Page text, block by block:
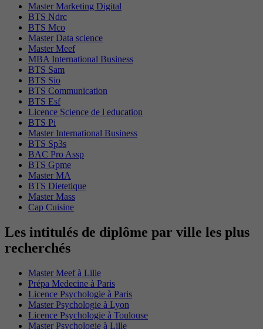
Master Marketing Digital
BTS Ndrc
BTS Mco
Master Data science
Master Meef
MBA International Business
BTS Sam
BTS Sio
BTS Communication
BTS Esf
Licence Science de l education
BTS Pi
Master International Business
BTS Sp3s
BAC Pro Assp
BTS Gpme
Master MA
BTS Dietetique
Master Mass
Cap Cuisine
Les intitulés de diplôme par ville les plus
recherchés
Master Meef à Lille
Prépa Medecine à Paris
Licence Psychologie à Paris
Master Psychologie à Lyon
Licence Psychologie à Toulouse
Master Psychologie à Lille